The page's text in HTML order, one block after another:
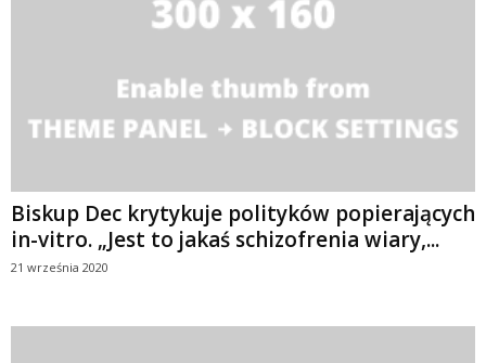
Biskup Dec krytykuje polityków popierających
in-vitro. „Jest to jakaś schizofrenia wiary,...
21 września 2020